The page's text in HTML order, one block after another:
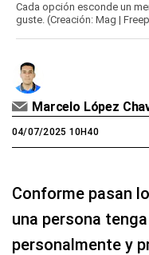
Cada opción esconde un
guste. (Creación: Mag |
Marcelo López
04/07/2025 10H40
Conforme pasan
una persona
personalmente y